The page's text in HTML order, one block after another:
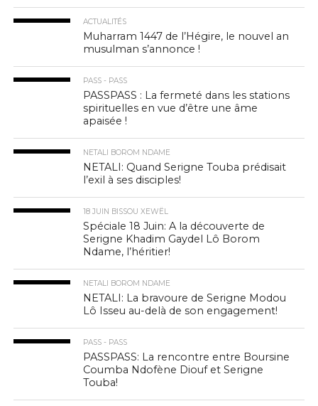
ACTUALITÉS
Muharram 1447 de l’Hégire, le nouvel an
musulman s’annonce !
PASS - PASS
PASSPASS : La fermeté dans les stations
spirituelles en vue d’être une âme
apaisée !
NETALI BOROM NDAME
NETALI: Quand Serigne Touba prédisait
l’exil à ses disciples!
18 JUIN BISSOU XEWËL
Spéciale 18 Juin: A la découverte de
Serigne Khadim Gaydel Lô Borom
Ndame, l’héritier!
NETALI BOROM NDAME
NETALI: La bravoure de Serigne Modou
Lô Isseu au-delà de son engagement!
PASS - PASS
PASSPASS: La rencontre entre Boursine
Coumba Ndofène Diouf et Serigne
Touba!